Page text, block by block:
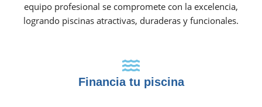
equipo profesional se compromete con la excelencia,
logrando piscinas atractivas, duraderas y funcionales.
Financia tu piscina